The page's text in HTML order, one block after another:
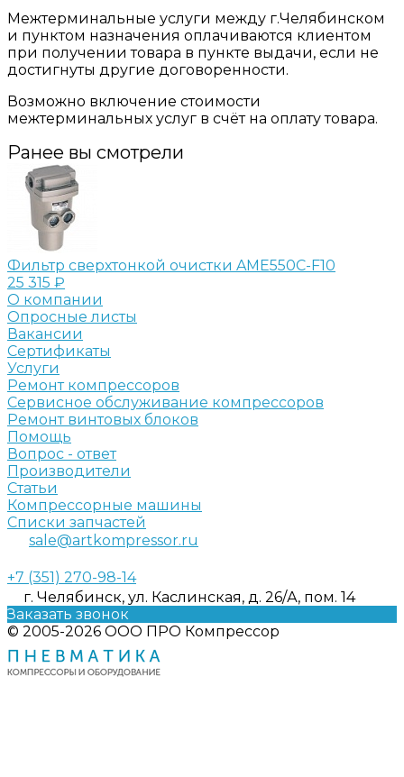
Межтерминальные услуги между г.Челябинском
и пунктом назначения оплачиваются клиентом
при получении товара в пункте выдачи, если не
достигнуты другие договоренности.
Возможно включение стоимости
межтерминальных услуг в счёт на оплату товара.
Ранее вы смотрели
Фильтр сверхтонкой очистки AME550C-F10
25 315 ₽
О компании
Опросные листы
Вакансии
Сертификаты
Услуги
Ремонт компрессоров
Сервисное обслуживание компрессоров
Ремонт винтовых блоков
Помощь
Вопрос - ответ
Производители
Статьи
Компрессорные машины
Списки запчастей
sale@artkompressor.ru
+7 (351) 270-98-14
г. Челябинск, ул. Каслинская, д. 26/А, пом. 14
Заказать звонок
© 2005-2026 ООО ПРО Компрессор